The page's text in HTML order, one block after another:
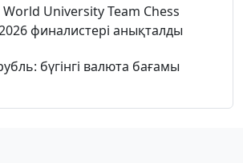
University Team Chess
финалистері анықталды
бүгінгі валюта бағамы